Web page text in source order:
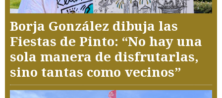
Borja González dibuja las
Fiestas de Pinto: “No hay una
sola manera de disfrutarlas,
sino tantas como vecinos”